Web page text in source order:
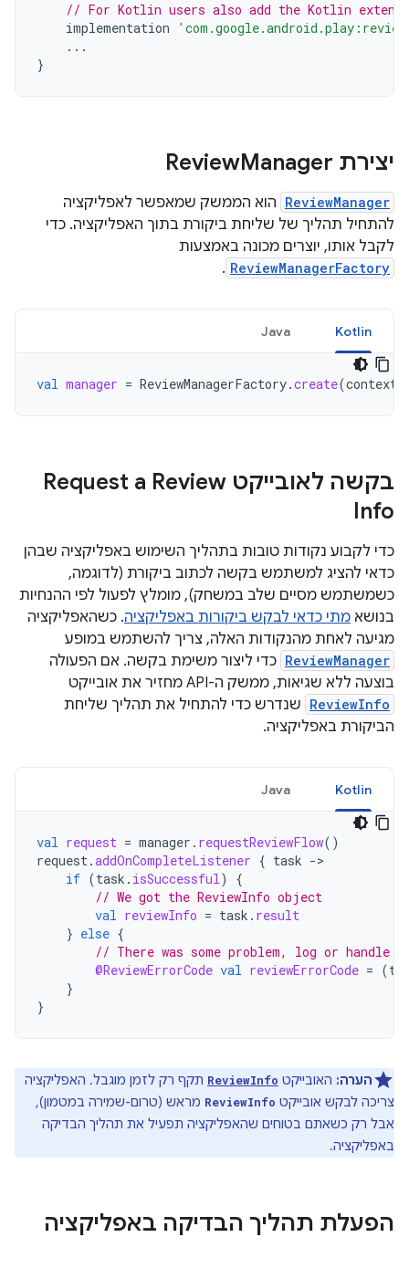
// For Kotlin users also add the Kotlin
implementation
...
}
יצירת Review Manager
ReviewManager הוא הממשק שמאפשר לאפליקציה
להתחיל תהליך של שליחת ביקורת בתוך האפליקציה. כדי
לקבל אותו, יוצרים מכונה באמצעות
ReviewManagerFactory
.
Kotlin
Java
val manager = ReviewManagerFactory.create(context
בקשה לאובייקט Request a Review
Info
כדי לקבוע נקודות טובות בתהליך השימוש באפליקציה שבהן
כדאי להציג למשתמש בקשה לכתוב ביקורת (לדוגמה,
כשמשתמש מסיים שלב במשחק), מומלץ לפעול לפי ההנחיות
בנושא מתי כדאי לבקש ביקורות באפליקציה. כשהאפליקציה
מגיעה לאחת מהנקודות האלה, צריך להשתמש במופע
ReviewManager כדי ליצור משימת בקשה. אם הפעולה
בוצעה ללא שגיאות, ממשק ה-API מחזיר את אובייקט
ReviewInfo שנדרש כדי להתחיל את תהליך שליחת
הביקורת באפליקציה.
Kotlin
Java
val request = manager . requestReviewFlow()
request.addOnCompleteListener { task ->
if (task . isSuccessful)
{
// We got the ReviewInfo object
val reviewInfo = task . result
} else {
// There was some problem, log or handle
@ReviewErrorCode val reviewErrorCode = (
}
}
הערה: האובייקט ReviewInfo תקף רק לזמן מוגבל. האפליקציה
צריכה לבקש אובייקט ReviewInfo מראש (טרום-שמירה במטמון),
אבל רק כשאתם בטוחים שהאפליקציה תפעיל את תהליך הבדיקה
באפליקציה.
הפעלת תהליך הבדיקה באפליקציה